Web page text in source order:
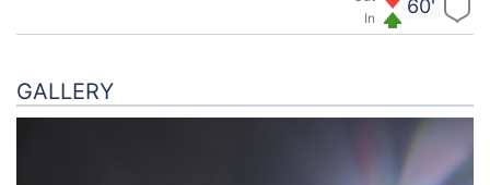
60'
In
GALLERY